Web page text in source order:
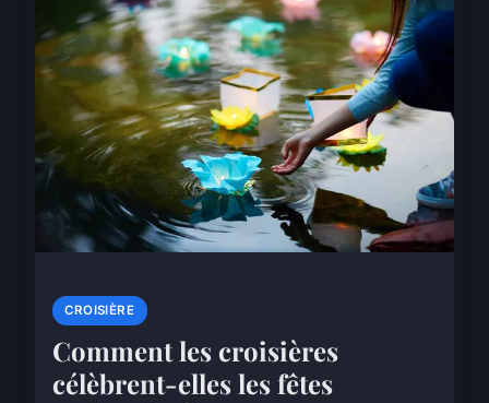
CROISIÈRE
Comment les croisières
célèbrent-elles les fêtes